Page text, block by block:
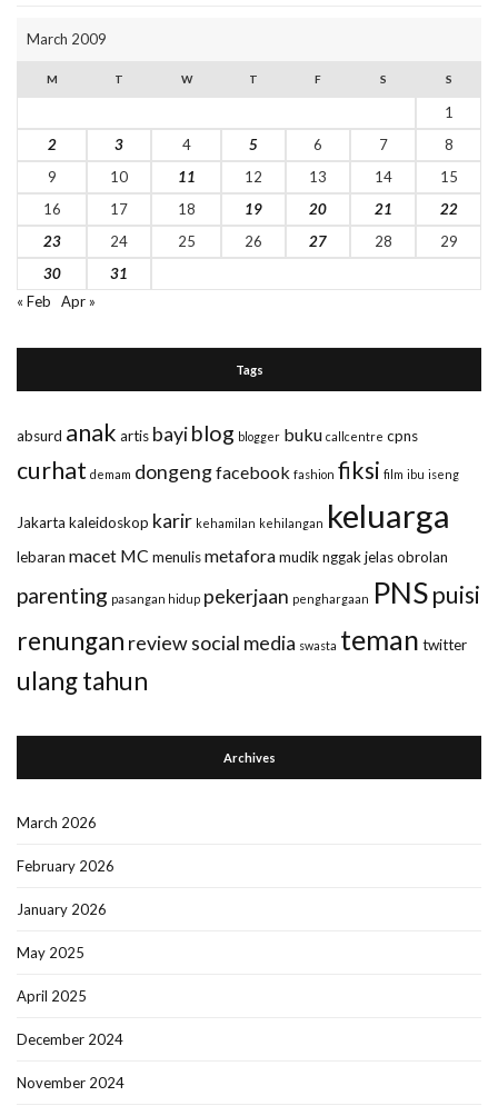
March 2009
M T W T F S S
1
2
3 4 5 6 7
8
9
10 11 12 13 14
15
16
17 18 19 20 21
22
23
24 25 26 27 28
29
30
31
« Feb
Apr »
Tags
absurd anak artis bayiblog blogger buku callcentre cpns
curhat demam dongengfacebook fashion fiksi film ibu iseng
Jakarta kaleidoskop karir kehamilan kehilangan keluarga
lebaran macet MC menulismetaforamudiknggak jelasobrolan
parenting pasangan hidup pekerjaan penghargaan PNSpuisi
renungan reviewsocial media swasta teman twitter
ulang tahun
Archives
March 2026
February 2026
January 2026
May 2025
April 2025
December 2024
November 2024